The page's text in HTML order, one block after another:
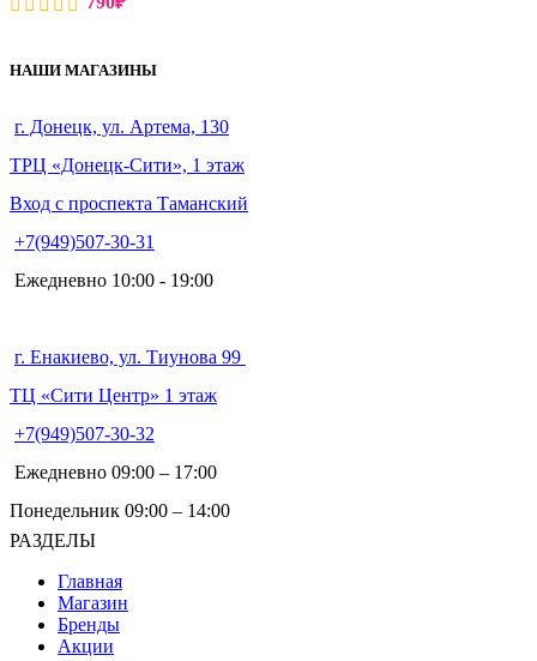
НАШИ МАГАЗИНЫ
г. Донецк, ул. Артема, 130
ТРЦ «Донецк-Сити», 1 этаж
Вход с проспекта Таманский
+7(949)507-30-31
Ежедневно 10:00 - 19:00
г. Енакиево, ул. Тиунова 99
ТЦ «Сити Центр» 1 этаж
+7(949)507-30-32
Ежедневно 09:00 – 17:00
Понедельник 09:00 – 14:00
РАЗДЕЛЫ
Главная
Магазин
Бренды
Акции